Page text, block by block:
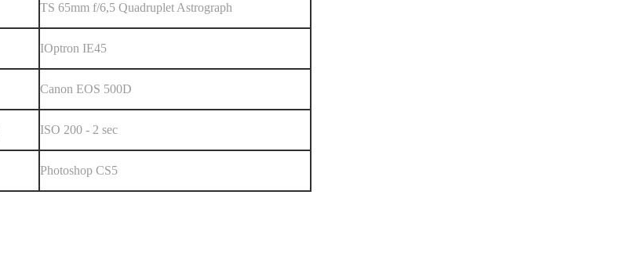
TS 65mm f/6,5 Quadruplet Astrograph
IOptron IE45
Canon EOS 500D
ISO 200 - 2 sec
Photoshop CS5